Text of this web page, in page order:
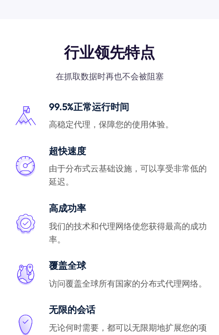
行业领先特点
在抓取数据时再也不会被阻塞
99.5%正常运行时间
高稳定代理，保障您的使用体验。
超快速度
由于分布式云基础设施，可以享受非常低的
延迟。
高成功率
我们的技术和代理网络使您获得最高的成功
率。
覆盖全球
访问覆盖全球所有国家的分布式代理网络。
无限的会话
无论何时需要，都可以无限期地扩展您的项